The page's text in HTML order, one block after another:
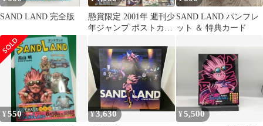
SAND LAND 完全版
懸賞限定 2001年 週刊少
年ジャンプ ポストカー
まけ
SAND LAND パンフレ
ット ＆ 特典カード
¥550 ¥3,630 ¥5,500